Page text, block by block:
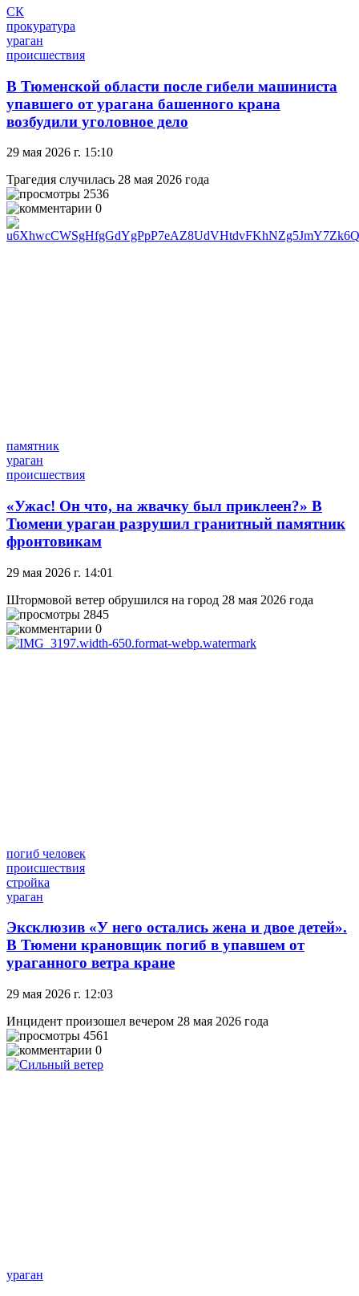
СК
прокуратура
ураган
происшествия
В Тюменской области после гибели машиниста
упавшего от урагана башенного крана
возбудили уголовное дело
29 мая 2026 г. 15:10
Трагедия случилась 28 мая 2026 года
2536
0
памятник
ураган
происшествия
«Ужас! Он что, на жвачку был приклеен?» В
Тюмени ураган разрушил гранитный памятник
фронтовикам
29 мая 2026 г. 14:01
Штормовой ветер обрушился на город 28 мая 2026 года
2845
0
погиб человек
происшествия
стройка
ураган
Эксклюзив «У него остались жена и двое детей».
В Тюмени крановщик погиб в упавшем от
ураганного ветра кране
29 мая 2026 г. 12:03
Инцидент произошел вечером 28 мая 2026 года
4561
0
ураган